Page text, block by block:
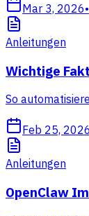
Mar 3, 2026•
Anleitungen
Wichtige
So
Feb 25, 2026
Anleitungen
OpenClaw